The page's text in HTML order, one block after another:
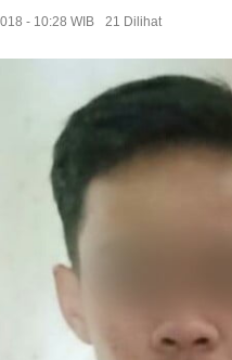
- 10:28 WIB 21 Dilihat